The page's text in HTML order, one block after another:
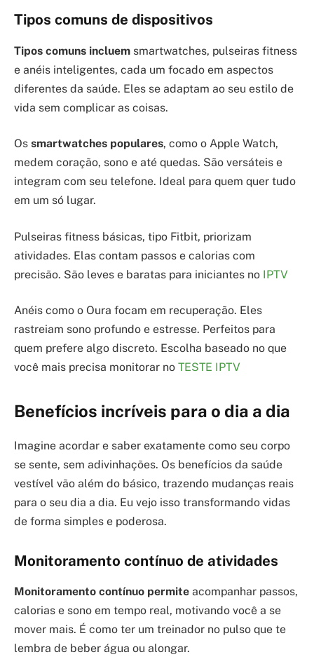
Tipos comuns de dispositivos
Tipos comuns incluem smartwatches, pulseiras fitness
e anéis inteligentes, cada um focado em aspectos
diferentes da saúde. Eles se adaptam ao seu estilo de
vida sem complicar as coisas.
Os smartwatches populares, como o Apple Watch,
medem coração, sono e até quedas. São versáteis e
integram com seu telefone. Ideal para quem quer tudo
em um só lugar.
Pulseiras fitness básicas, tipo Fitbit, priorizam
atividades. Elas contam passos e calorias com
precisão. São leves e baratas para iniciantes no IPTV
Anéis como o Oura focam em recuperação. Eles
rastreiam sono profundo e estresse. Perfeitos para
quem prefere algo discreto. Escolha baseado no que
você mais precisa monitorar no TESTE IPTV
Benefícios incríveis para o dia a dia
Imagine acordar e saber exatamente como seu corpo
se sente, sem adivinhações. Os benefícios da saúde
vestível vão além do básico, trazendo mudanças reais
para o seu dia a dia. Eu vejo isso transformando vidas
de forma simples e poderosa.
Monitoramento contínuo de atividades
Monitoramento contínuo permite acompanhar passos,
calorias e sono em tempo real, motivando você a se
mover mais. É como ter um treinador no pulso que te
lembra de beber água ou alongar.